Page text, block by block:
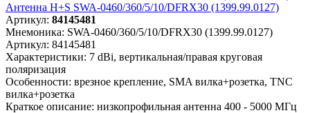
Антенна H+S SWA-0460/360/5/10/DFRX30 (1399.99.0127)
Артикул: 84145481
Мнемоника: SWA-0460/360/5/10/DFRX30 (1399.99.0127)
Артикул: 84145481
Характеристики: 7 dBi, вертикальная/правая круговая
поляризация
Особенности: врезное крепление, SMA вилка+розетка, TNC
вилка+розетка
Краткое описание: низкопрофильная антенна 400 - 5000 МГц